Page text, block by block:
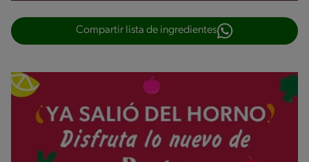
Compartir lista de ingredientes